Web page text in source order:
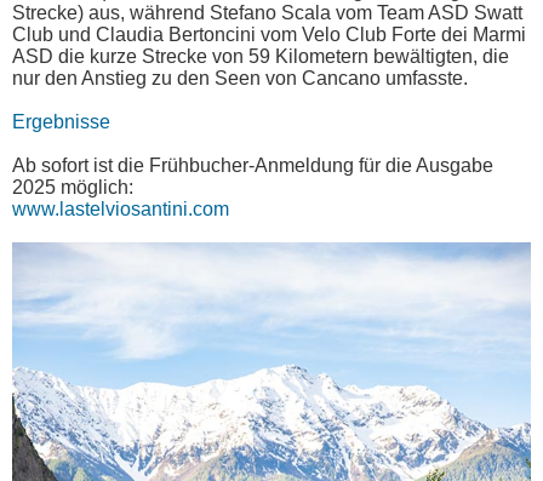
Strecke) aus, während Stefano Scala vom Team ASD Swatt
Club und Claudia Bertoncini vom Velo Club Forte dei Marmi
ASD die kurze Strecke von 59 Kilometern bewältigten, die
nur den Anstieg zu den Seen von Cancano umfasste.
Ergebnisse
Ab sofort ist die Frühbucher-Anmeldung für die Ausgabe
2025 möglich:
www.lastelviosantini.com